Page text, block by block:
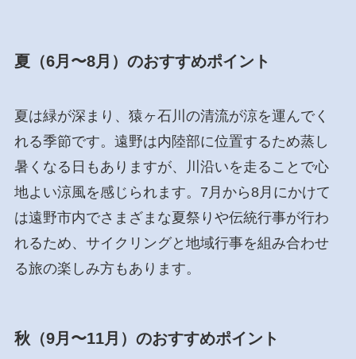
夏（6月〜8月）のおすすめポイント
夏は緑が深まり、猿ヶ石川の清流が涼を運んでく
れる季節です。遠野は内陸部に位置するため蒸し
暑くなる日もありますが、川沿いを走ることで心
地よい涼風を感じられます。7月から8月にかけて
は遠野市内でさまざまな夏祭りや伝統行事が行わ
れるため、サイクリングと地域行事を組み合わせ
る旅の楽しみ方もあります。
秋（9月〜11月）のおすすめポイント